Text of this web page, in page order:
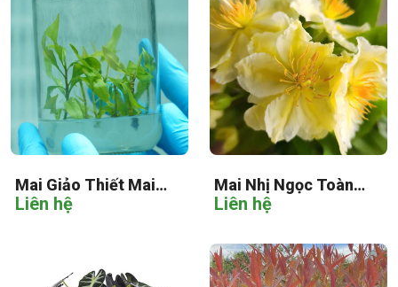
Mai Giảo Thiết Mai
Cấy Mô
Liên hệ
Mai Nhị Ngọc Toàn
Cấy Mô
Liên hệ